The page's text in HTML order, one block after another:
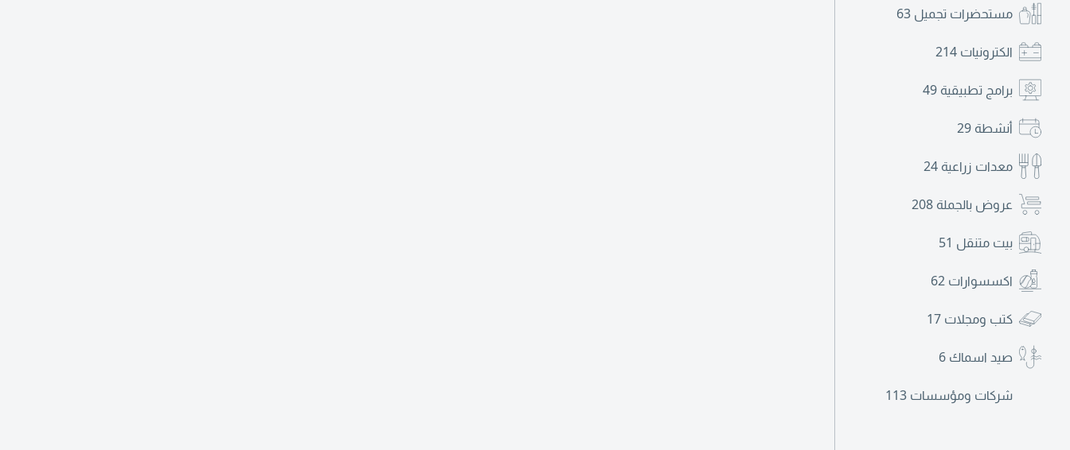
مستحضرات تجميل 63
الكترونيات 214
برامج تطبيقية 49
أنشطة 29
معدات زراعية 24
عروض بالجملة 208
بيت متنقل 51
اكسسوارات 62
كتب ومجلات 17
صيد اسماك 6
شركات ومؤسسات 113